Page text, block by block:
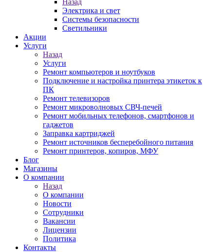
Назад
Электрика и свет
Системы безопасности
Светильники
Акции
Услуги
Назад
Услуги
Ремонт компьютеров и ноутбуков
Подключение и настройка принтера этикеток к
ПК
Ремонт телевизоров
Ремонт микроволновых СВЧ-печей
Ремонт мобильных телефонов, смартфонов и
гаджетов
Заправка картриджей
Ремонт источников бесперебойного питания
Ремонт принтеров, копиров, МФУ
Блог
Магазины
О компании
Назад
О компании
Новости
Сотрудники
Вакансии
Лицензии
Политика
Контакты